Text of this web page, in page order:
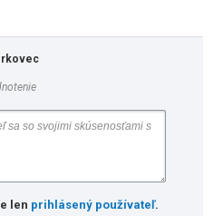
len prihlásený používateľ.